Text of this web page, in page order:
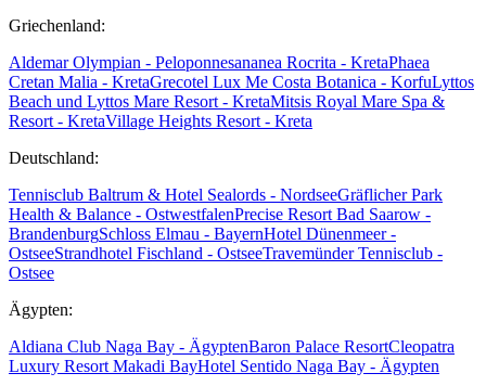
Griechenland:
Aldemar Olympian - Peloponnesananea Rocrita - KretaPhaea
Cretan Malia - KretaGrecotel Lux Me Costa Botanica - KorfuLyttos
Beach und Lyttos Mare Resort - KretaMitsis Royal Mare Spa &
Resort - KretaVillage Heights Resort - Kreta
Deutschland:
Tennisclub Baltrum & Hotel Sealords - NordseeGräflicher Park
Health & Balance - OstwestfalenPrecise Resort Bad Saarow -
BrandenburgSchloss Elmau - BayernHotel Dünenmeer -
OstseeStrandhotel Fischland - OstseeTravemünder Tennisclub -
Ostsee
Ägypten:
Aldiana Club Naga Bay - ÄgyptenBaron Palace ResortCleopatra
Luxury Resort Makadi BayHotel Sentido Naga Bay - Ägypten